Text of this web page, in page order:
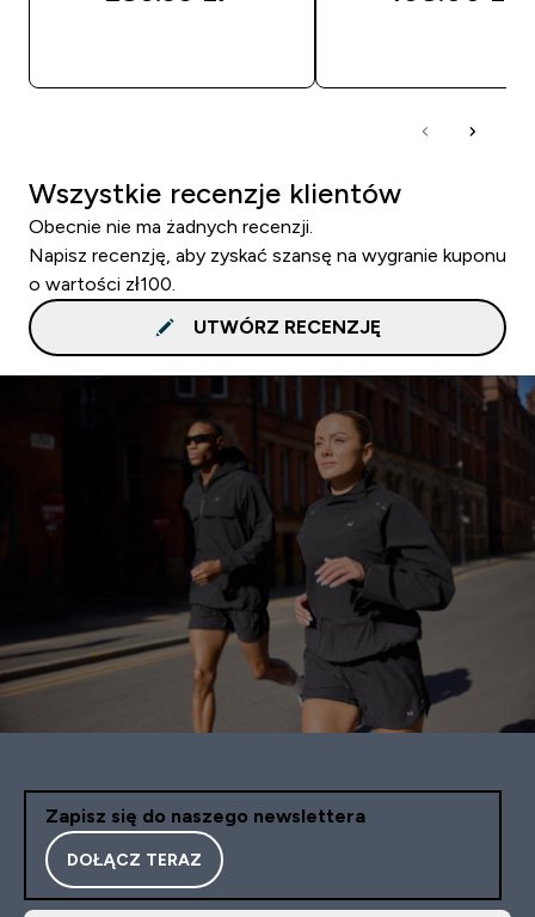
Wszystkie recenzje klientów
Obecnie nie ma żadnych recenzji.
Napisz recenzję, aby zyskać szansę na wygranie kuponu
o wartości zł100.
UTWÓRZ RECENZJĘ
Zapisz się do naszego newslettera
DOŁĄCZ TERAZ